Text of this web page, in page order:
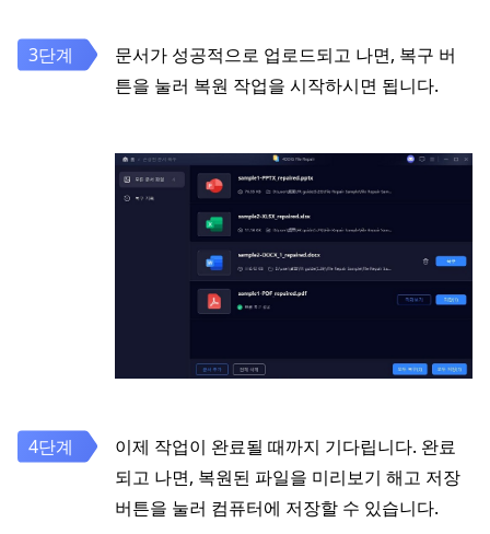
문서가 성공적으로 업로드되고 나면, 복구 버
튼을 눌러 복원 작업을 시작하시면 됩니다.
이제 작업이 완료될 때까지 기다립니다. 완료
되고 나면, 복원된 파일을 미리보기 해고 저장
버튼을 눌러 컴퓨터에 저장할 수 있습니다.